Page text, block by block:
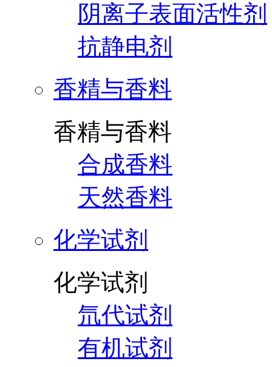
阴离子表面活性剂
抗静电剂
香精与香料
香精与香料
合成香料
天然香料
化学试剂
化学试剂
氘代试剂
有机试剂